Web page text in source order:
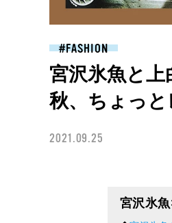
FASHION
宮沢氷魚と
秋、ちょっ
2021.09.25
宮沢氷